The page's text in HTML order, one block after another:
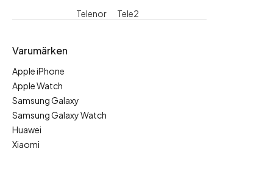
Telenor Tele2
Varumärken
Apple iPhone
Apple Watch
Samsung Galaxy
Samsung Galaxy Watch
Huawei
Xiaomi